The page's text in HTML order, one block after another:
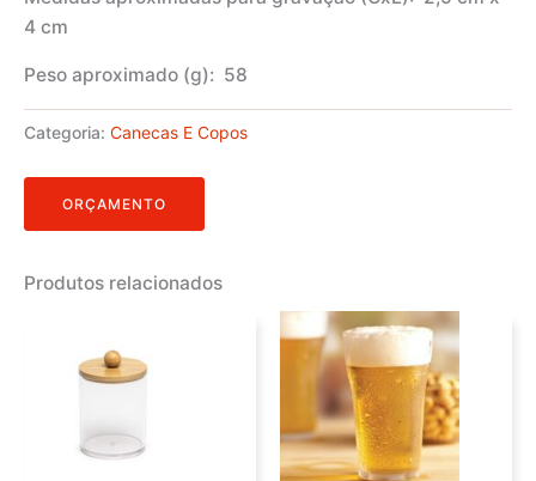
4 cm
Peso aproximado (g): 58
Categoria: Canecas E Copos
ORÇAMENTO
Produtos relacionados